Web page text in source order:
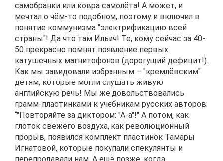
самобранки или ковра самолёта! А может, и
мечтал о чём-то подобном, поэтому и включил в
понятие коммунизма "электрификацию всей
страны"! Да что там Ильич! Те, кому сейчас за 40-
50 прекрасно помнят появление первых
катушечных магнитофонов (дорогущий дефицит!).
Как мы завидовали избранным – "кремлёвским"
детям, которые могли слушать живую
английскую речь! Мы же довольствовались
грамм-пластинками к учебникам русских авторов:
“"Повторяйте за диктором: "А-а"!" А потом, как
глоток свежего воздуха, как революционный
прорыв, появился комплект пластинок Тамары
Игнатовой, которые покупали спекулянты и
перепродавали нам. А ещё позже, когда